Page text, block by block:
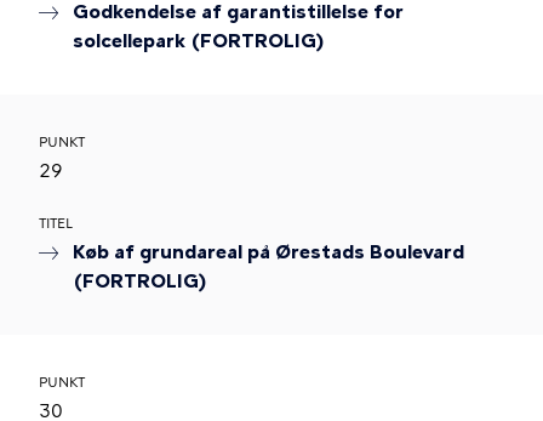
Godkendelse af garantistillelse for
solcellepark (FORTROLIG)
PUNKT
29
TITEL
Køb af grundareal på Ørestads Boulevard
(FORTROLIG)
PUNKT
30